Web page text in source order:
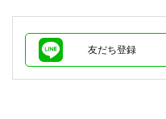
友だち登録